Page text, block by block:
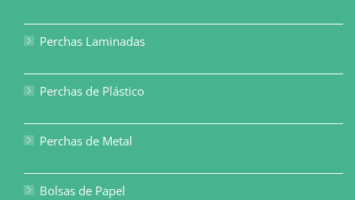
Perchas Laminadas
Perchas de Plástico
Perchas de Metal
Bolsas de Papel